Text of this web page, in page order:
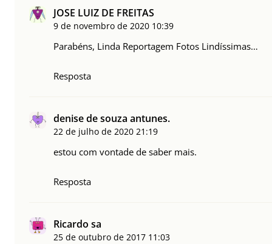
JOSE LUIZ DE FREITAS
9 de novembro de 2020 10:39
Parabéns, Linda Reportagem Fotos Lindíssimas…
Resposta
denise de souza antunes.
22 de julho de 2020 21:19
estou com vontade de saber mais.
Resposta
Ricardo sa
25 de outubro de 2017 11:03